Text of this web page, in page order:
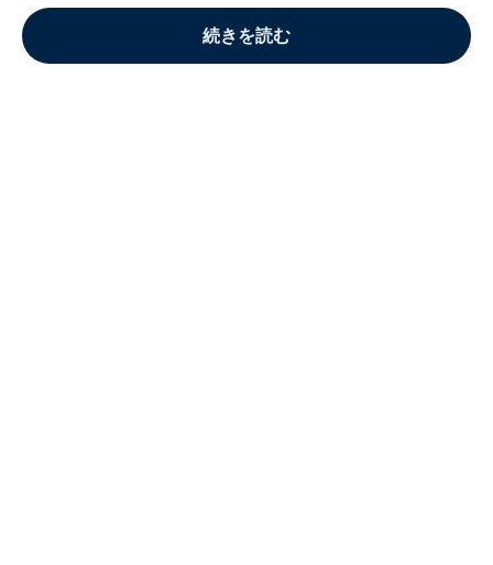
続きを読む